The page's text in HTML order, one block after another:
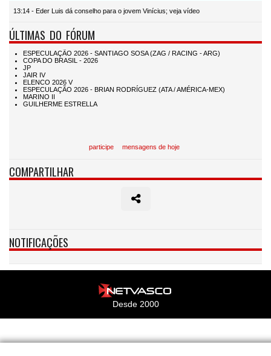
13:14 - Eder Luis dá conselho para o jovem Vinícius; veja vídeo
ÚLTIMAS DO FÓRUM
participe mensagens de hoje
COMPARTILHAR
NOTIFICAÇÕES
Desde 2000